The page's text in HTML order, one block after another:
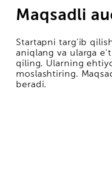
Maqsadli
Startapni targ'ib
aniqlang va ularga
qiling. Ularning
moslashtiring.
beradi.